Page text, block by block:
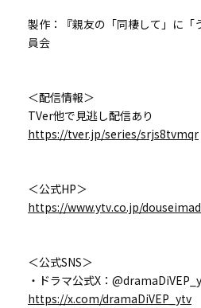
製作：『親友の「同棲して」に「
員会
＜配信情報＞
TVer他で見逃し配信あり
https://tver.jp/series/srjs8tvmqr
＜公式HP＞
https://www.ytv.co.jp/
＜公式SNS＞
・ドラマ公式X：
https://x.com/dramaDiVEP_ytv